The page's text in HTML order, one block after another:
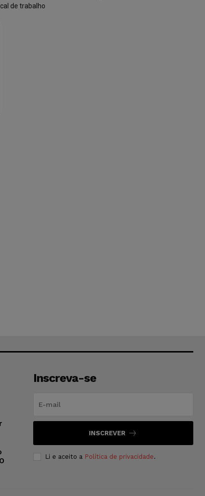
de trabalho
Inscreva-se
INSCREVER
Li e aceito a Política de privacidade.